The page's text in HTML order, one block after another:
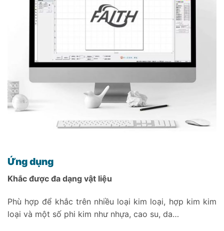
Ứng dụng
Khắc được đa dạng vật liệu
Phù hợp để khắc trên nhiều loại kim loại, hợp kim kim
loại và một số phi kim như nhựa, cao su, da…